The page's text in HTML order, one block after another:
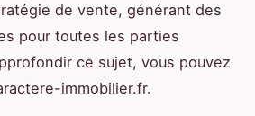
de vente, générant des
pour toutes les parties
ce sujet, vous pouvez
immobilier.fr.